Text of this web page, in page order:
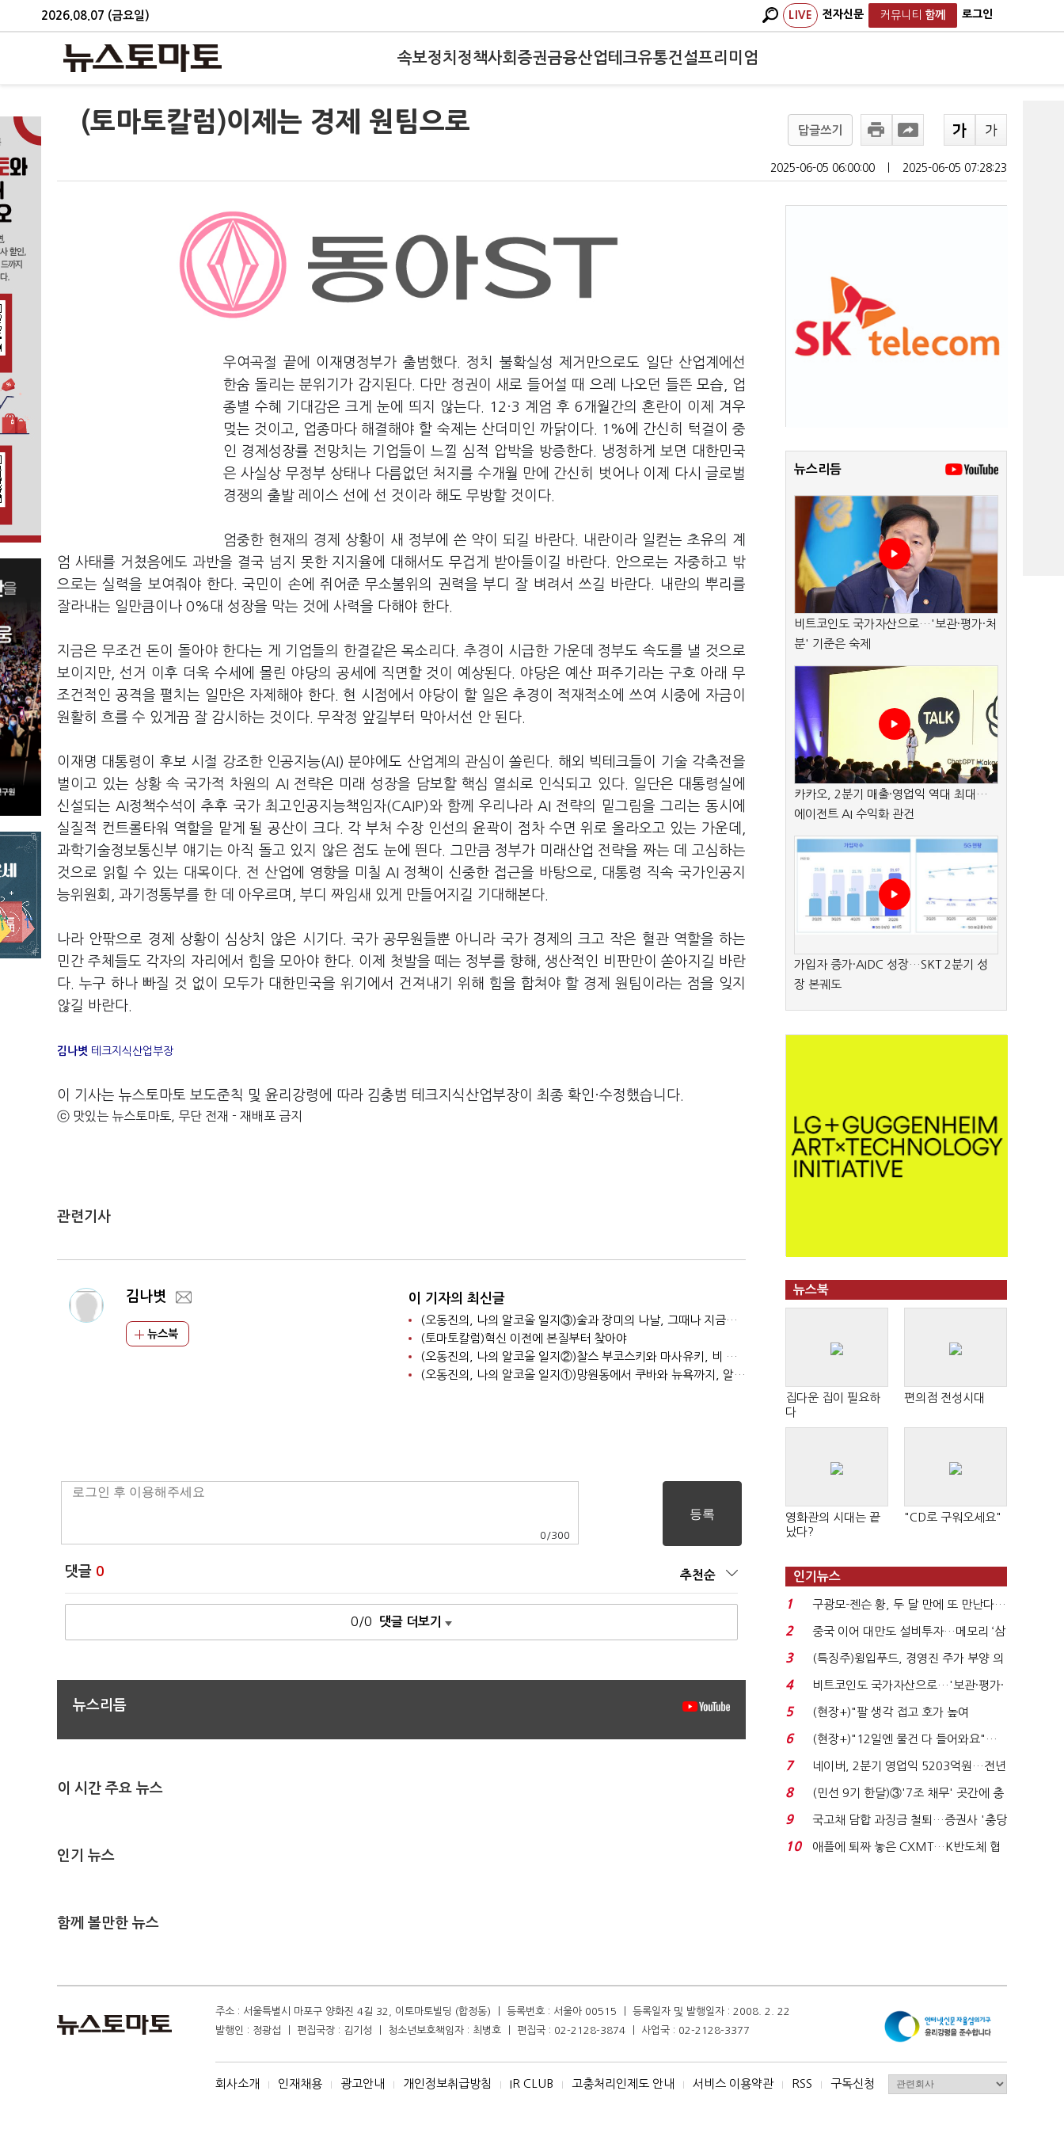
2026.08.07 (금요일) LIVE 전자신문 커뮤니티 함께 로그인
속보정치 정책사회 증권금융산업테크유통건설프리미엄
(토마토칼럼)이제는 경제 원팀으로 답글쓰기
2025-06-05 06:00:00 2025-06-05 07:28:23
우여곡절 끝에 이재명정부가 출범했다. 정치 불확실성 제거만으로도 일단 산업계에선
한숨 돌리는 분위기가 감지된다. 다만 정권이 새로 들어설 때 으레 나오던 들뜬 모습, 업
종별 수혜 기대감은 크게 눈에 띄지 않는다. 12·3 계엄 후 6개월간의 혼란이 이제 겨우
멎는 것이고, 업종마다 해결해야 할 숙제는 산더미인 까닭이다. 1%에 간신히 턱걸이 중
인 경제성장률 전망치는 기업들이 느낄 심적 압박을 방증한다. 냉정하게 보면 대한민국
은 사실상 무정부 상태나 다름없던 처지를 수개월 만에 간신히 벗어나 이제 다시 글로벌
경쟁의 출발 레이스 선에 선 것이라 해도 무방할 것이다.
엄중한 현재의 경제 상황이 새 정부에 쓴 약이 되길 바란다. 내란이라 일컫는 초유의 계
엄 사태를 거쳤음에도 과반을 결국 넘지 못한 지지율에 대해서도 무겁게 받아들이길 바란다. 안으로는 자중하고 밖
으로는 실력을 보여줘야 한다. 국민이 손에 쥐어준 무소불위의 권력을 부디 잘 벼려서 쓰길 바란다. 내란의 뿌리를
잘라내는 일만큼이나 0%대 성장을 막는 것에 사력을 다해야 한다.
지금은 무조건 돈이 돌아야 한다는 게 기업들의 한결같은 목소리다. 추경이 시급한 가운데 정부도 속도를 낼 것으로
보이지만, 선거 이후 더욱 수세에 몰린 야당의 공세에 직면할 것이 예상된다. 야당은 예산 퍼주기라는 구호 아래 무
조건적인 공격을 펼치는 일만은 자제해야 한다. 현 시점에서 야당이 할 일은 추경이 적재적소에 쓰여 시중에 자금이
원활히 흐를 수 있게끔 잘 감시하는 것이다. 무작정 앞길부터 막아서선 안 된다.
이재명 대통령이 후보 시절 강조한 인공지능(AI) 분야에도 산업계의 관심이 쏠린다. 해외 빅테크들이 기술 각축전을
벌이고 있는 상황 속 국가적 차원의 AI 전략은 미래 성장을 담보할 핵심 열쇠로 인식되고 있다. 일단은 대통령실에
신설되는 AI정책수석이 추후 국가 최고인공지능책임자(CAIP)와 함께 우리나라 AI 전략의 밑그림을 그리는 동시에
실질적 컨트롤타워 역할을 맡게 될 공산이 크다. 각 부처 수장 인선의 윤곽이 점차 수면 위로 올라오고 있는 가운데,
과학기술정보통신부 얘기는 아직 돌고 있지 않은 점도 눈에 띈다. 그만큼 정부가 미래산업 전략을 짜는 데 고심하는
것으로 읽힐 수 있는 대목이다. 전 산업에 영향을 미칠 AI 정책이 신중한 접근을 바탕으로, 대통령 직속 국가인공지
능위원회, 과기정통부를 한 데 아우르며, 부디 짜임새 있게 만들어지길 기대해본다.
나라 안팎으로 경제 상황이 심상치 않은 시기다. 국가 공무원들뿐 아니라 국가 경제의 크고 작은 혈관 역할을 하는
민간 주체들도 각자의 자리에서 힘을 모아야 한다. 이제 첫발을 떼는 정부를 향해, 생산적인 비판만이 쏟아지길 바란
다. 누구 하나 빠질 것 없이 모두가 대한민국을 위기에서 건져내기 위해 힘을 합쳐야 할 경제 원팀이라는 점을 잊지
않길 바란다.
김나볏 테크지식산업부장
이 기사는 뉴스토마토 보도준칙 및 윤리강령에 따라 김충범 테크지식산업부장이 최종 확인·수정했습니다.
ⓒ 맛있는 뉴스토마토, 무단 전재 - 재배포 금지
관련기사
김나볏
뉴스북
이 기자의 최신글
(오동진의, 나의 알코올 일지③)술과 장미의 나날, 그때나 지금이나
(토마토칼럼)혁신 이전에 본질부터 찾아야
(오동진의, 나의 알코올 일지②)찰스 부코스키와 마사유키, 비 오는 날 술 마시기
(오동진의, 나의 알코올 일지①)망원동에서 쿠바와 뉴욕까지, 알코올의 기억은 흐른다
0 /300
댓글 0 추천순
0/0 댓글 더보기
뉴스리듬
이 시간 주요 뉴스
인기 뉴스
함께 볼만한 뉴스
뉴스리듬
비트코인도 국가자산으로…'보관·평가·처
분' 기준은 숙제
카카오, 2분기 매출·영업익 역대 최대…
에이전트 AI 수익화 관건
가입자 증가·AIDC 성장…SKT 2분기 성
장 본궤도
뉴스북
집다운 집이 필요하
다
편의점 전성시대
영화관의 시대는 끝
났다?
"CD로 구워오세요"
인기뉴스
1
구광모-젠슨 황, 두 달 만에 또 만난다…
로봇·AI 등 논...
2
중국 이어 대만도 설비투자…메모리 ‘삼
국전쟁’
3
(특징주)윙입푸드, 경영진 주가 부양 의
지에 상한가...
4
비트코인도 국가자산으로…'보관·평가·
처분' 기준은 ...
5
(현장+)"팔 생각 접고 호가 높여
요"…'덜 똘똘한 한 채' 20...
6
(현장+)"12일엔 물건 다 들어와요"…
빈 매대 채우며 문 연 ...
7
네이버, 2분기 영업익 5203억원…전년
비 0.2% 감소...
8
(민선 9기 한달)③'7조 채무' 곳간에 충
격…추미애, 20년...
9
국고채 담합 과징금 철퇴…증권사 '충당
금 폭탄' 우려...
10
애플에 퇴짜 놓은 CXMT…K반도체 협
주소 : 서울특별시 마포구 양화진 4길 32, 이토마토빌딩 (합정동) ㅣ 등록번호 : 서울아 00515 ㅣ 등록일자 및 발행일자 : 2008. 2. 22
발행인 : 정광섭 ㅣ 편집국장 : 김기성 ㅣ 청소년보호책임자 : 최병호 ㅣ 편집국 : 02-2128-3874 ㅣ 사업국 : 02-2128-3377
회사소개 I 인재채용 I 광고안내 I 개인정보취급방침 I IR CLUB I 고충처리인제도 안내 I 서비스 이용약관 I RSS I 구독신청